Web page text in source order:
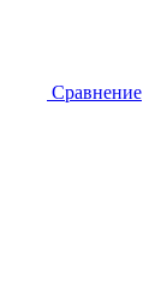
Сравнение